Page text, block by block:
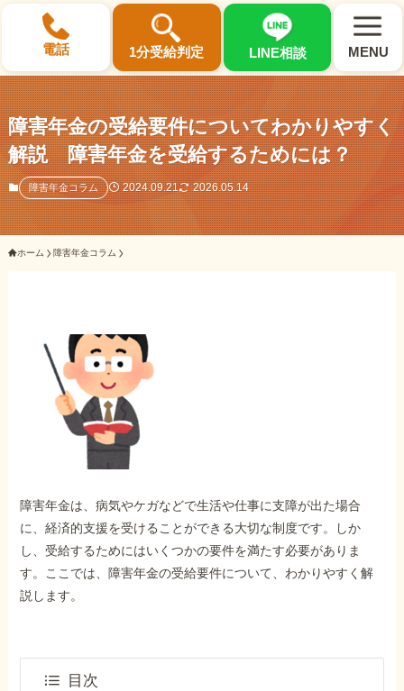
電話 1分受給判定 LINE相談 MENU
×
選ばれる3つの理由
初回相談料0円・受給後報酬型
サポート料金について
ご相談事例をみる
外出困難でもOK
非対面で申請できる
ホーム
障害年金の基礎知識
障害年金の受給要件についてわかりやすく
解説 障害年金を受給するためには？
障害年金コラム 2024.09.21 2026.05.14
ホーム 障害年金コラム
障害年金は、病気やケガなどで生活や仕事に支障が出た場合
に、経済的支援を受けることができる大切な制度です。しか
し、受給するためにはいくつかの要件を満たす必要がありま
す。ここでは、障害年金の受給要件について、わかりやすく解
説します。
目次